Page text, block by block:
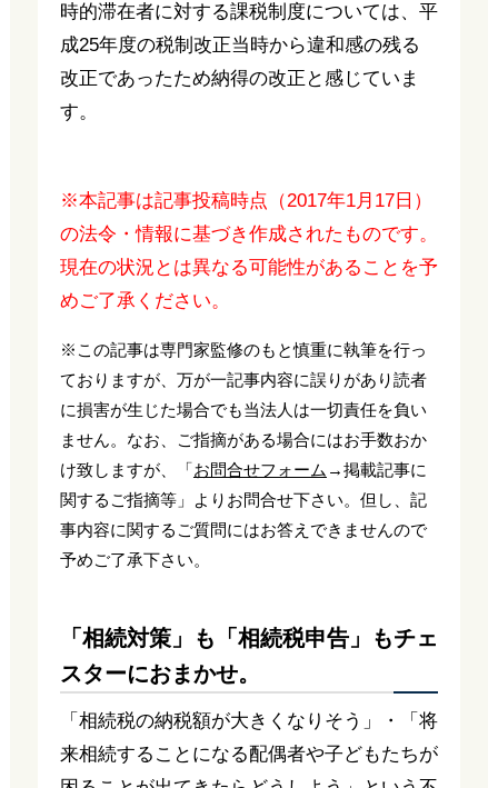
時的滞在者に対する課税制度については、平
成25年度の税制改正当時から違和感の残る
改正であったため納得の改正と感じていま
す。
※本記事は記事投稿時点（2017年1月17日）
の法令・情報に基づき作成されたものです。
現在の状況とは異なる可能性があることを予
めご了承ください。
※この記事は専門家監修のもと慎重に執筆を行っ
ておりますが、万が一記事内容に誤りがあり読者
に損害が生じた場合でも当法人は一切責任を負い
ません。なお、ご指摘がある場合にはお手数おか
け致しますが、「お問合せフォーム →掲載記事に
関するご指摘等」よりお問合せ下さい。但し、記
事内容に関するご質問にはお答えできませんので
予めご了承下さい。
「相続対策」も「相続税申告」もチェ
スターにおまかせ。
「相続税の納税額が大きくなりそう」・「将
来相続することになる配偶者や子どもたちが